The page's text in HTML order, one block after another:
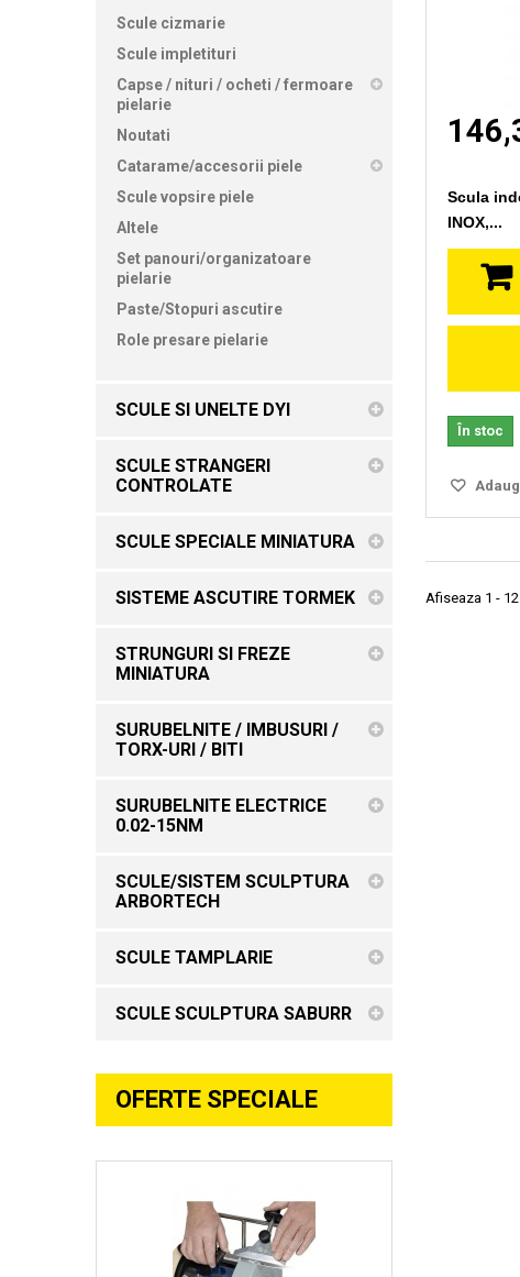
Scule cizmarie
Scule impletituri
Capse / nituri / ocheti / fermoare
pielarie
Noutati
Catarame/accesorii piele
Scule vopsire piele
Altele
Set panouri/organizatoare
pielarie
Paste/Stopuri ascutire
Role presare pielarie
SCULE SI UNELTE DYI
SCULE STRANGERI
CONTROLATE
SCULE SPECIALE MINIATURA
SISTEME ASCUTIRE TORMEK
STRUNGURI SI FREZE
MINIATURA
SURUBELNITE / IMBUSURI /
TORX-URI / BITI
SURUBELNITE ELECTRICE
0.02-15NM
SCULE/SISTEM SCULPTURA
ARBORTECH
SCULE TAMPLARIE
SCULE SCULPTURA SABURR
OFERTE SPECIALE
Scula
INOX,...
În stoc
Afiseaza 1 -